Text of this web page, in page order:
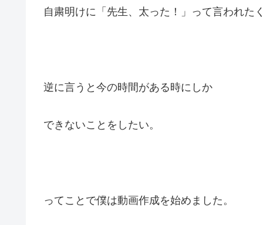
自粛明けに「先生、太った！」って言われた
逆に言うと今の時間がある時にしか
できないことをしたい。
ってことで僕は動画作成を始めました。